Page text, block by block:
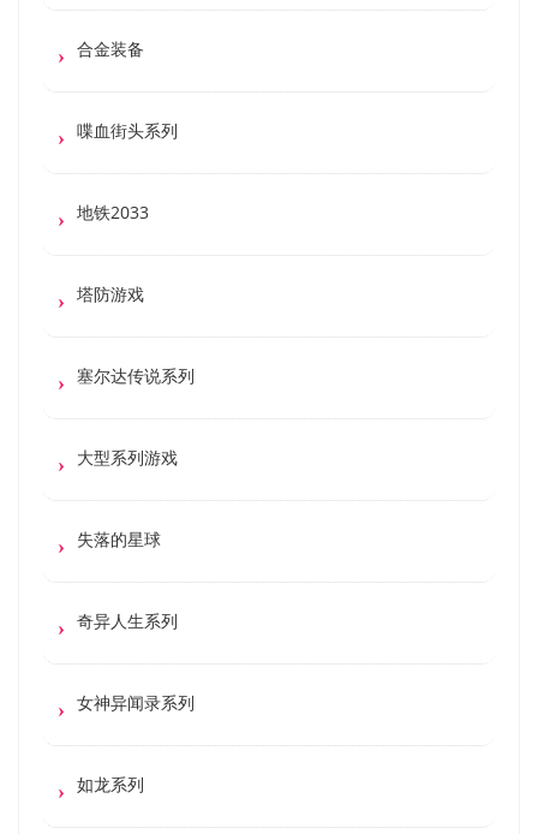
合金装备
喋血街头系列
地铁2033
塔防游戏
塞尔达传说系列
大型系列游戏
失落的星球
奇异人生系列
女神异闻录系列
如龙系列